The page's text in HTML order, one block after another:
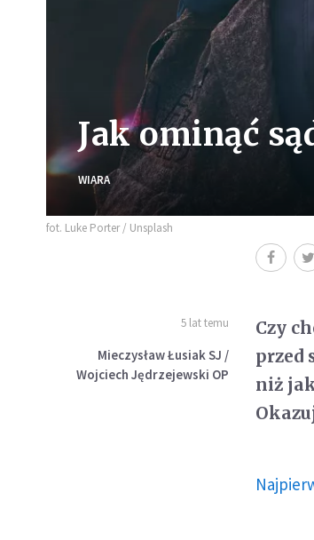
Jak ominąć
WIARA
fot. Luke Porter / Unsplash
5 lat temu
Mieczysław Łusiak SJ /
Wojciech Jędrzejewski OP
Czy
przed
niż